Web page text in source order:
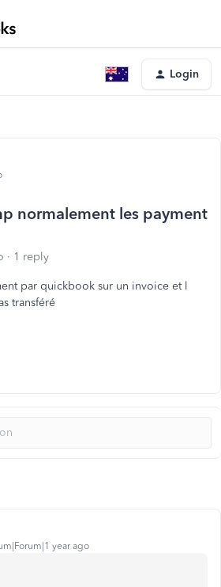
Login
normalement les payment
1 reply
par quickbook sur un invoice et l
transféré
year ago